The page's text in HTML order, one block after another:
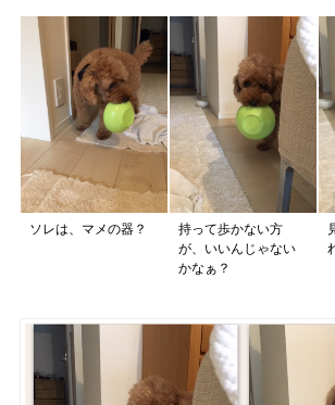
ソレは、マメの器？
持って歩かない方
が、いいんじゃない
かなぁ？